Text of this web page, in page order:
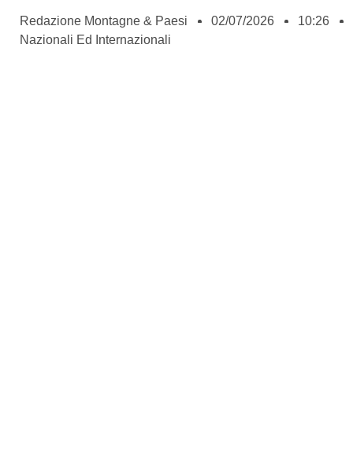
Redazione Montagne & Paesi 02/07/2026
10:26
Nazionali Ed Internazionali